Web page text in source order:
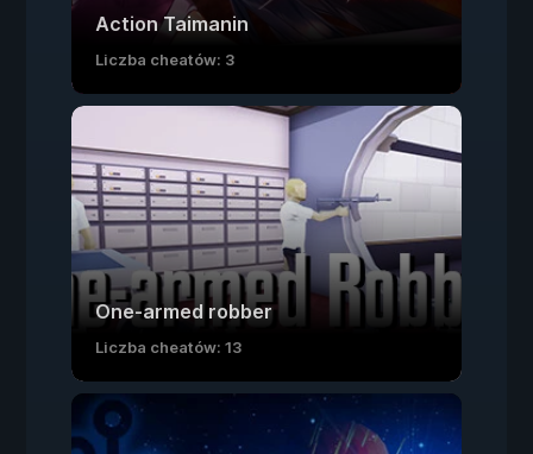
Action Taimanin
Liczba cheatów: 3
One-armed robber
Liczba cheatów: 13